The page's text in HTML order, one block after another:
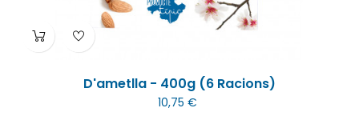
D'ametlla - 400g (6 Racions)
10,75 €